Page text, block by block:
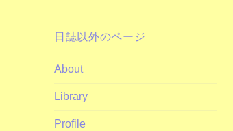
日誌以外のページ
About
Library
Profile